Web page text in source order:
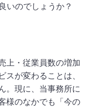
いのでしょうか？
上・従業員数の増加
スが変わることは、
。現に、当事務所に
様のなかでも「今の